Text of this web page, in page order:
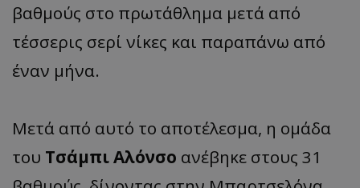
βαθμούς στο πρωτάθλημα μετά από
τέσσερις σερί νίκες και παραπάνω από
έναν μήνα.
Μετά από αυτό το αποτέλεσμα, η ομάδα
του Τσάμπι Αλόνσο ανέβηκε στους 31